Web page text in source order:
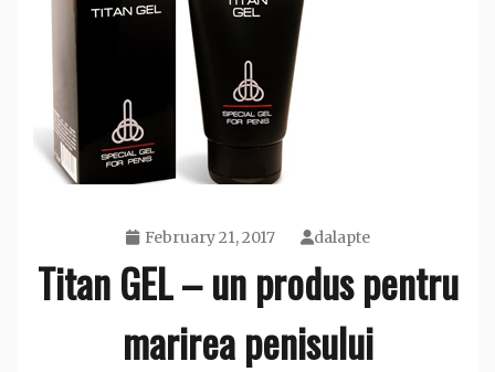
February 21, 2017 dalapte
Titan GEL – un produs pentru
marirea penisului